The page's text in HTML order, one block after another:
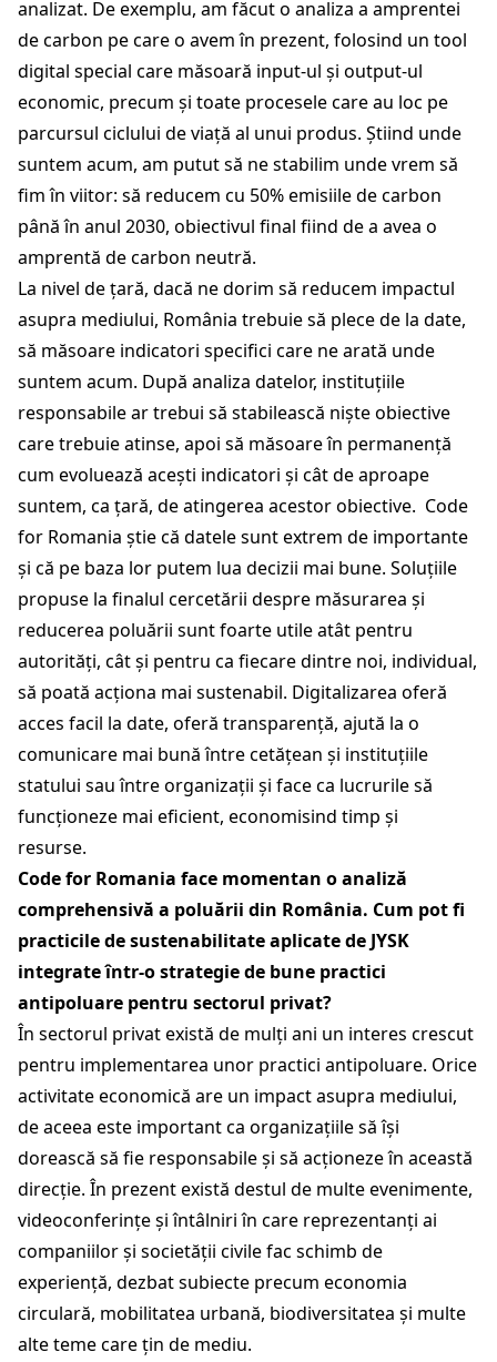
analizat. De exemplu, am făcut o analiza a amprentei
de carbon pe care o avem în prezent, folosind un tool
digital special care măsoară input-ul și output-ul
economic, precum și toate procesele care au loc pe
parcursul ciclului de viață al unui produs. Știind unde
suntem acum, am putut să ne stabilim unde vrem să
fim în viitor: să reducem cu 50% emisiile de carbon
până în anul 2030, obiectivul final fiind de a avea o
amprentă de carbon neutră.
La nivel de țară, dacă ne dorim să reducem impactul
asupra mediului, România trebuie să plece de la date,
să măsoare indicatori specifici care ne arată unde
suntem acum. După analiza datelor, instituțiile
responsabile ar trebui să stabilească niște obiective
care trebuie atinse, apoi să măsoare în permanență
cum evoluează acești indicatori și cât de aproape
suntem, ca țară, de atingerea acestor obiective. Code
for Romania știe că datele sunt extrem de importante
și că pe baza lor putem lua decizii mai bune. Soluțiile
propuse la finalul cercetării despre măsurarea și
reducerea poluării sunt foarte utile atât pentru
autorități, cât și pentru ca fiecare dintre noi, individual,
să poată acționa mai sustenabil. Digitalizarea oferă
acces facil la date, oferă transparență, ajută la o
comunicare mai bună între cetățean și instituțiile
statului sau între organizații și face ca lucrurile să
funcționeze mai eficient, economisind timp și
resurse.
Code for Romania face momentan o analiză
comprehensivă a poluării din România. Cum pot fi
practicile de sustenabilitate aplicate de JYSK
integrate într-o strategie de bune practici
antipoluare pentru sectorul privat?
În sectorul privat există de mulți ani un interes crescut
pentru implementarea unor practici antipoluare. Orice
activitate economică are un impact asupra mediului,
de aceea este important ca organizațiile să își
dorească să fie responsabile și să acționeze în această
direcție. În prezent există destul de multe evenimente,
videoconferințe și întâlniri în care reprezentanți ai
companiilor și societății civile fac schimb de
experiență, dezbat subiecte precum economia
circulară, mobilitatea urbană, biodiversitatea și multe
alte teme care țin de mediu.